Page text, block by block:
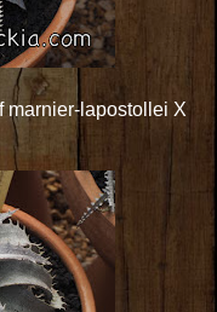
marnier-lapostollei X